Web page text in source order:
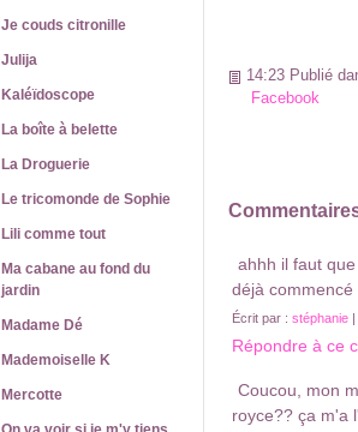
Je couds citronille
Julija
Kaléïdoscope
La boîte à belette
La Droguerie
Le tricomonde de Sophie
Lili comme tout
Ma cabane au fond du
jardin
Madame Dé
Mademoiselle K
Mercotte
14:23 Publié
Facebook
ahhh il faut
déjà commencé
Écrit par : stéphanie
Répondre à ce
Coucou, mon
royce?? ça m'a